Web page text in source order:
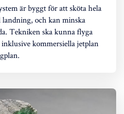
är byggt för att sköta hela
och kan minska
Tekniken ska kunna flyga
kommersiella jetplan